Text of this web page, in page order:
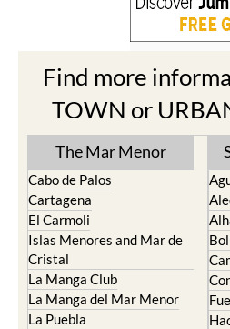
Find more
TOWN or
The Mar Menor
Cabo de Palos
Cartagena
El Carmoli
Islas Menores and Mar de
Cristal
La Manga Club
La Manga del Mar Menor
La Puebla